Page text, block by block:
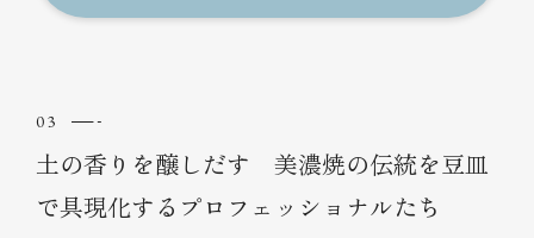
土の香りを醸しだす 美濃焼の伝統を豆皿
で具現化するプロフェッショナルたち